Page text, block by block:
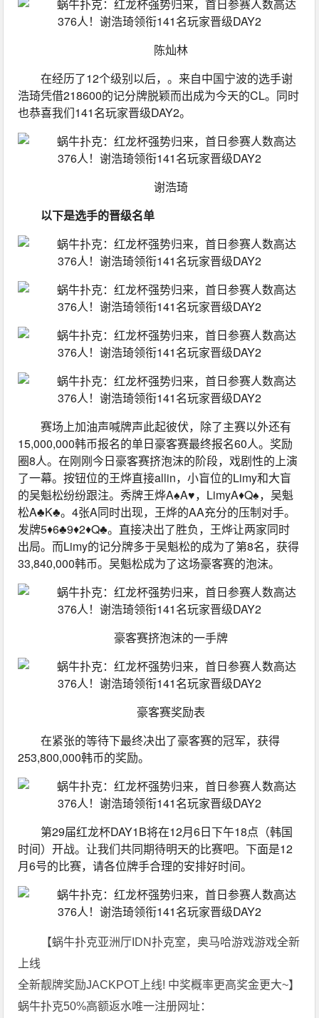
陈灿林
在经历了12个级别以后，。来自中国宁波的选手谢
浩琦凭借218600的记分牌脱颖而出成为今天的CL。同时
也恭喜我们141名玩家晋级DAY2。
谢浩琦
以下是选手的晋级名单
赛场上加油声喊牌声此起彼伏，除了主赛以外还有
15,000,000韩币报名的单日豪客赛最终报名60人。奖励
圈8人。在刚刚今日豪客赛挤泡沫的阶段，戏剧性的上演
了一幕。按钮位的王烨直接allin，小盲位的Limy和大盲
的吴魁松纷纷跟注。秀牌王烨A♠A♥，LimyA♦Q♠，吴魁
松A♣K♣。4张A同时出现，王烨的AA充分的压制对手。
发牌5♦6♣9♦2♦Q♣。直接决出了胜负，王烨让两家同时
出局。而Limy的记分牌多于吴魁松的成为了第8名，获得
33,840,000韩币。吴魁松成为了这场豪客赛的泡沫。
豪客赛挤泡沫的一手牌
豪客赛奖励表
在紧张的等待下最终决出了豪客赛的冠军，获得
253,800,000韩币的奖励。
第29届红龙杯DAY1B将在12月6日下午18点（韩国
时间）开战。让我们共同期待明天的比赛吧。下面是12
月6号的比赛，请各位牌手合理的安排好时间。
【蜗牛扑克亚洲厅IDN扑克室，奥马哈游戏游戏全新
上线
全新靓牌奖励JACKPOT上线! 中奖概率更高奖金更大~】
蜗牛扑克50%高额返水唯一注册网址：